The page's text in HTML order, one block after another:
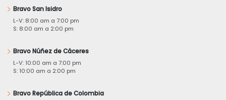
Bravo San Isidro
L-V: 8:00 am a 7:00 pm
S: 8:00 am a 2:00 pm
Bravo Núñez de Cáceres
L-V: 10:00 am a 7:00 pm
S: 10:00 am a 2:00 pm
Bravo República de Colombia